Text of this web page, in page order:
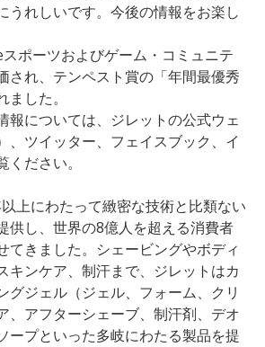
うれしいです。今後の情報をお楽し
ポーツおよびゲーム・コミュニテ
され、 テンペスト賞の「年間最優秀
した。
報については、ジレットの公式ウェ
、 ツイッター、 フェイスブック 、 イ
ください。
上にわたって緻密な技術と比類ない
供し、世界の8億人を超える消費者
てきました。シェービングやボディ
キンケア、制汗まで、ジレットはカ
グジェル（ジェル、フォーム、クリ
、アフターシェーブ、制汗剤、デオ
ープといった多岐にわたる製品を提